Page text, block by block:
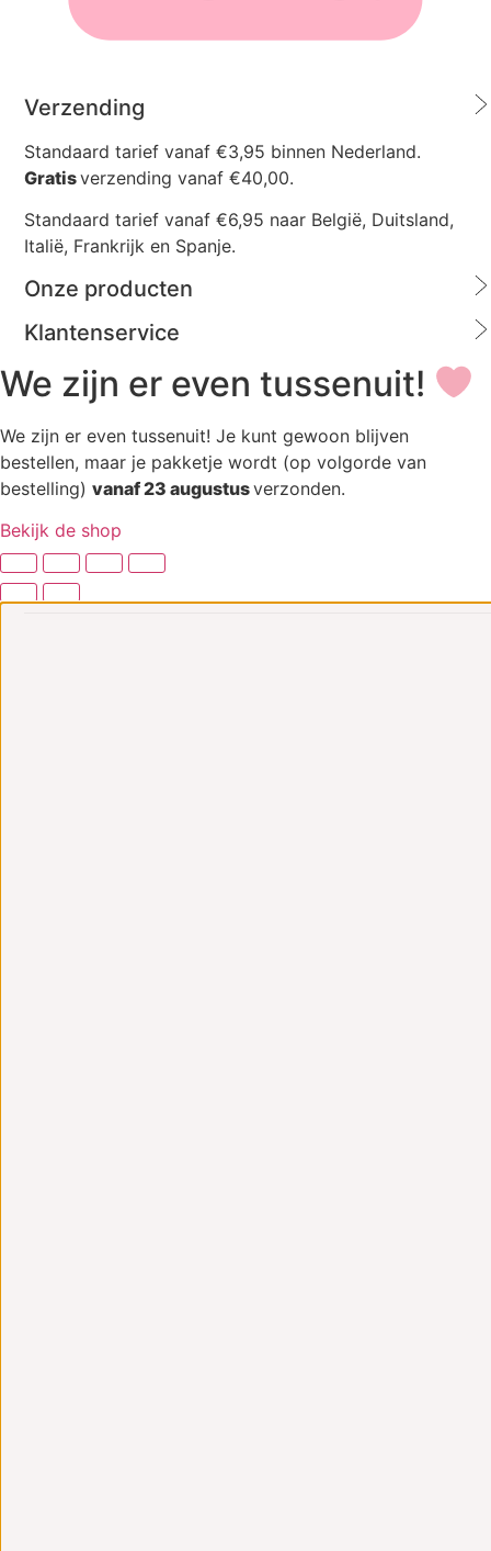
Verzending
Standaard tarief vanaf €3,95 binnen Nederland.
Gratisverzending vanaf €40,00.
Standaard tarief vanaf €6,95 naar België, Duitsland,
Italië, Frankrijk en Spanje.
Onze producten
Klantenservice
We zijn er even tussenuit!
We zijn er even tussenuit! Je kunt gewoon blijven
bestellen, maar je pakketje wordt (op volgorde van
bestelling) vanaf 23 augustusverzonden.
Bekijk de shop